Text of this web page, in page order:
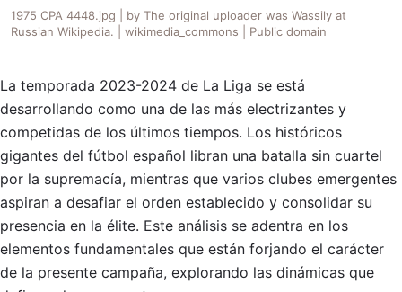
1975 CPA 4448.jpg | by The original uploader was Wassily at
Russian Wikipedia. | wikimedia_commons | Public domain
La temporada 2023-2024 de La Liga se está
desarrollando como una de las más electrizantes y
competidas de los últimos tiempos. Los históricos
gigantes del fútbol español libran una batalla sin cuartel
por la supremacía, mientras que varios clubes emergentes
aspiran a desafiar el orden establecido y consolidar su
presencia en la élite. Este análisis se adentra en los
elementos fundamentales que están forjando el carácter
de la presente campaña, explorando las dinámicas que